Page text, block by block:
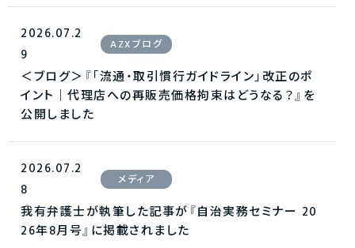
2026.07.2
9
AZXブログ
＜ブログ＞『「流通・取引慣行ガイドライン」改正のポ
イント｜代理店への再販売価格拘束はどうなる？』を
公開しました
2026.07.2
8
メディア
我有弁護士が執筆した記事が『自治実務セミナー 20
26年8月号』に掲載されました